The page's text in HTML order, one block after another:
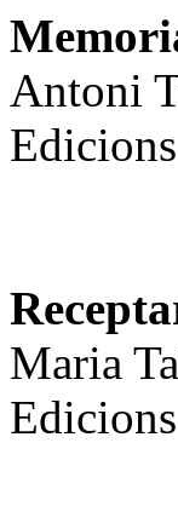
Antoni
Maria